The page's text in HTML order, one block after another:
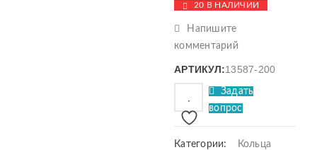
20 В НАЛИЧИИ
Напишите
комментарий
АРТИКУЛ:13587-200
Задать
вопрос
Категории: Кольца